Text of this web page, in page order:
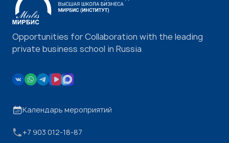
Opportunities for Collaboration with the leading
private business school in Russia
Календарь мероприятий
+7 903 012-18-87